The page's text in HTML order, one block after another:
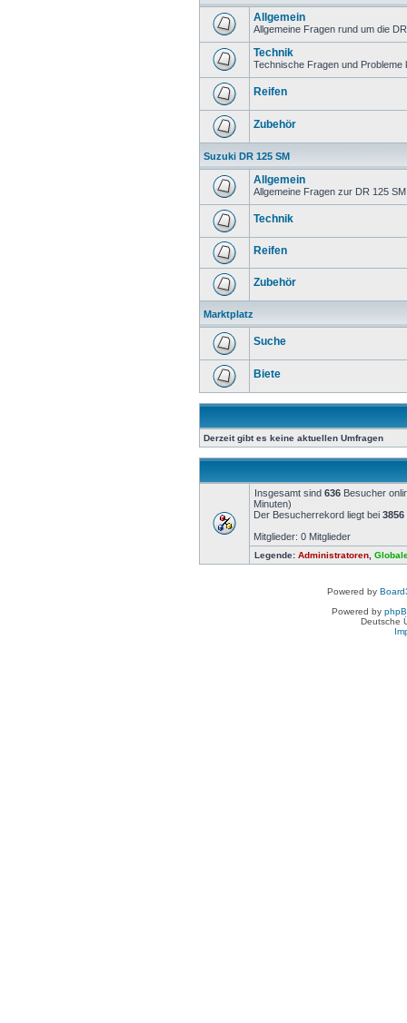
Allgemein
Allgemeine Fragen rund um die
Technik
Technische Fragen und Probleme
Reifen
Zubehör
Suzuki DR 125 SM
Allgemein
Allgemeine Fragen zur DR 125 SM
Technik
Reifen
Zubehör
Marktplatz
Suche
Biete
Derzeit gibt es keine aktuellen Umfragen
Insgesamt sind 636 Besucher
Minuten)
Der Besucherrekord liegt bei 3856
Mitglieder: 0 Mitglieder
Legende: Administratoren
Powered by
Powered by
Deutsche